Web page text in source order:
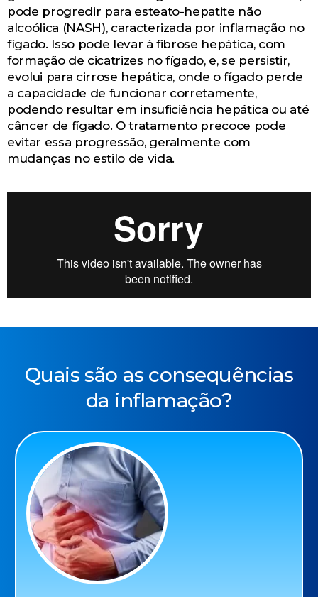
pode progredir para esteato-hepatite não
alcoólica (NASH), caracterizada por inflamação no
fígado. Isso pode levar à fibrose hepática, com
formação de cicatrizes no fígado, e, se persistir,
evolui para cirrose hepática, onde o fígado perde
a capacidade de funcionar corretamente,
podendo resultar em insuficiência hepática ou até
câncer de fígado. O tratamento precoce pode
evitar essa progressão, geralmente com
mudanças no estilo de vida.
Quais são as consequências
da inflamação?